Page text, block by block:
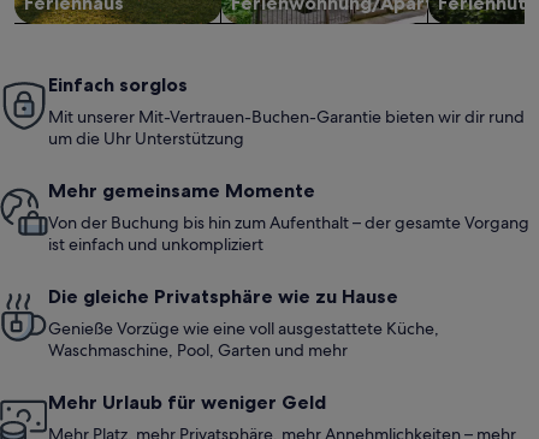
Einfach sorglos
Mit unserer Mit-Vertrauen-Buchen-Garantie bieten wir dir rund
um die Uhr Unterstützung
Mehr gemeinsame Momente
Von der Buchung bis hin zum Aufenthalt – der gesamte Vorgang
ist einfach und unkompliziert
Die gleiche Privatsphäre wie zu Hause
Genieße Vorzüge wie eine voll ausgestattete Küche,
Waschmaschine, Pool, Garten und mehr
Mehr Urlaub für weniger Geld
Mehr Platz, mehr Privatsphäre, mehr Annehmlichkeiten – mehr